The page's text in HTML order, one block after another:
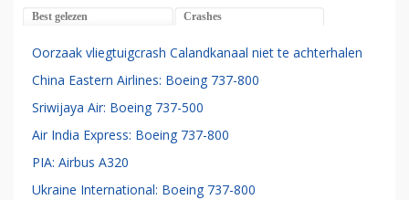
Best gelezen Crashes
Oorzaak vliegtuigcrash Calandkanaal niet te achterhalen
China Eastern Airlines: Boeing 737-800
Sriwijaya Air: Boeing 737-500
Air India Express: Boeing 737-800
PIA: Airbus A320
Ukraine International: Boeing 737-800